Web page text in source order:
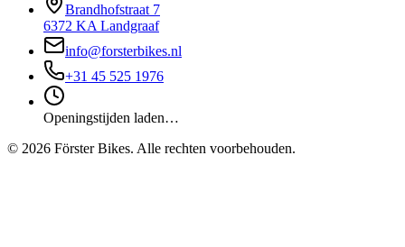
Brandhofstraat 7
6372 KA Landgraaf
info@forsterbikes.nl
+31 45 525 1976
Openingstijden laden…
© 2026 Förster Bikes. Alle rechten voorbehouden.